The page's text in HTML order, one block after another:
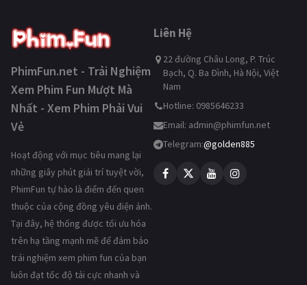
PhimFun.net - Trải Nghiệm
Xem Phim Fun Mượt Mà
Nhất - Xem Phim Phải Vui
Vẻ
Hoạt động với mục tiêu mang lại
những giây phút giải trí tuyệt vời,
PhimFun tự hào là điểm đến quen
thuộc của cộng đồng yêu điện ảnh.
Tại đây, hệ thống được tối ưu hóa
trên hạ tầng mạnh mẽ để đảm bảo
trải nghiệm xem phim fun của bạn
luôn đạt tốc độ tải cực nhanh và
Liên Hệ
22 đường Châu Long, P. Trúc
Bạch, Q. Ba Đình, Hà Nội, Việt
Nam
Hotline: 0985646233
Email: admin@phimfun.net
Telegram:@golden885